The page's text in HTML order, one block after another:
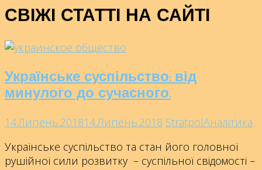
СВІЖІ СТАТТІ НА САЙТІ
Українське суспільство: від
минулого до сучасного.
14.Липень.201814.Липень.2018 StratpolАналітика
Українське суспільство та стан його головної
рушійної сили розвитку – суспільної свідомості –